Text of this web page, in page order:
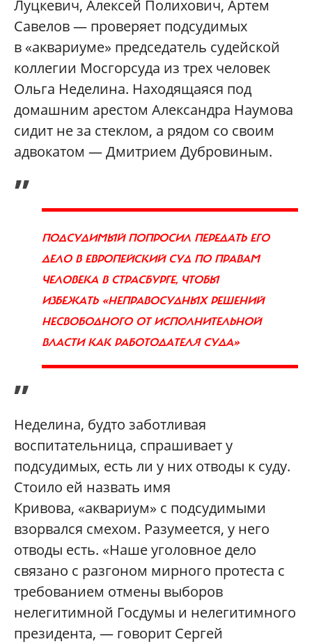
Луцкевич, Алексей Полихович, Артем
Савелов — проверяет подсудимых
в «аквариуме» председатель судейской
коллегии Мосгорсуда из трех человек
Ольга Неделина. Находящаяся под
домашним арестом Александра Наумова
сидит не за стеклом, а рядом со своим
адвокатом — Дмитрием Дубровиным.
„
ПОДСУДИМЫЙ ПОПРОСИЛ ПЕРЕДАТЬ ЕГО
ДЕЛО В ЕВРОПЕЙСКИЙ СУД ПО ПРАВАМ
ЧЕЛОВЕКА В СТРАСБУРГЕ, ЧТОБЫ
ИЗБЕЖАТЬ «НЕПРАВОСУДНЫХ РЕШЕНИЙ
НЕСВОБОДНОГО ОТ ИСПОЛНИТЕЛЬНОЙ
ВЛАСТИ КАК РАБОТОДАТЕЛЯ СУДА»
”
Неделина, будто заботливая
воспитательница, спрашивает у
подсудимых, есть ли у них отводы к суду.
Стоило ей назвать имя
Кривова, «аквариум» с подсудимыми
взорвался смехом. Разумеется, у него
отводы есть. «Наше уголовное дело
связано с разгоном мирного протеста с
требованием отмены выборов
нелегитимной Госдумы и нелегитимного
президента, — говорит Сергей